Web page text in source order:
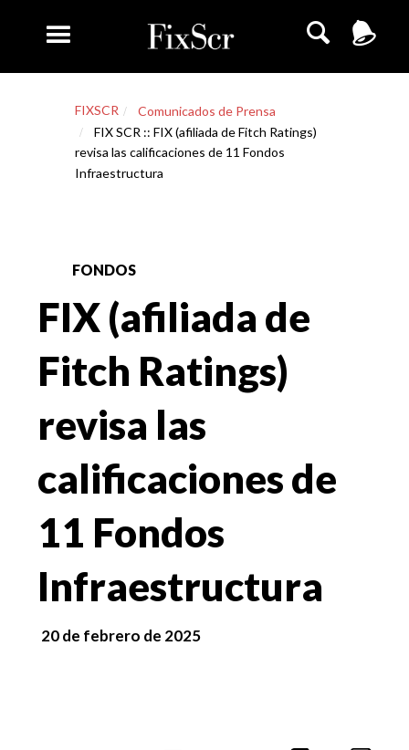
FIXSCR
Comunicados de Prensa
FIX SCR :: FIX (afiliada de Fitch Ratings)
revisa las calificaciones de 11 Fondos
Infraestructura
FONDOS
FIX (afiliada de
Fitch Ratings)
revisa las
calificaciones de
11 Fondos
Infraestructura
20 de febrero de 2025